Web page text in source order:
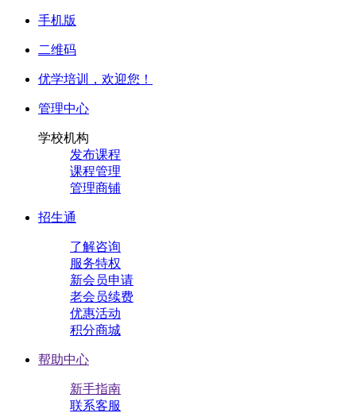
手机版
二维码
优学培训， 欢迎您！
管理中心
学校机构
发布课程
课程管理
管理商铺
招生通
了解咨询
服务特权
新会员申请
老会员续费
优惠活动
积分商城
帮助中心
新手指南
联系客服